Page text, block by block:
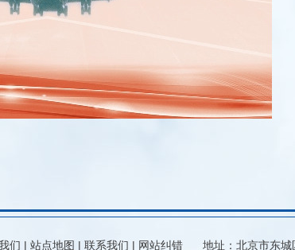
们 | 站点地图 | 联系我们 | 网站纠错 地址：北京市东城